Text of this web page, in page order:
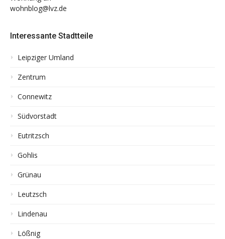
wohnblog@lvz.de
Interessante Stadtteile
Leipziger Umland
Zentrum
Connewitz
Südvorstadt
Eutritzsch
Gohlis
Grünau
Leutzsch
Lindenau
Lößnig